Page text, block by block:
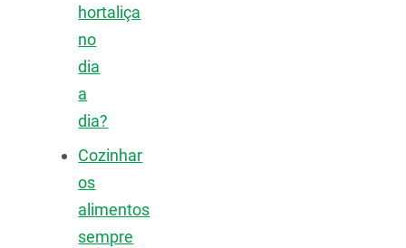
hortaliça
no
dia
a
dia?
Cozinhar
os
alimentos
sempre